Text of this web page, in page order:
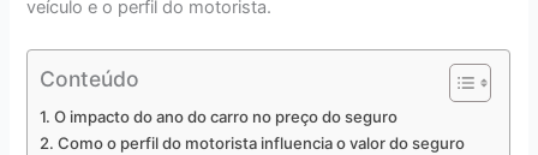
veículo e o perfil do motorista.
Conteúdo
O impacto do ano do carro no preço do seguro
Como o perfil do motorista influencia o valor do seguro